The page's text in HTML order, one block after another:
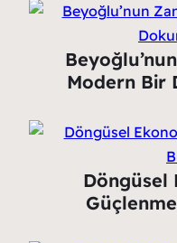
Modern Bir
Döngüsel